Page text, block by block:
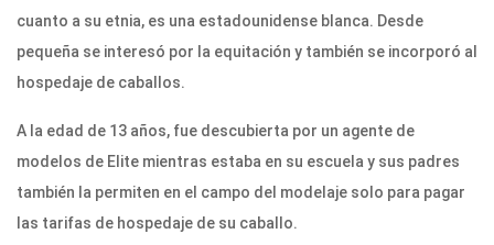
cuanto a su etnia, es una estadounidense blanca. Desde
pequeña se interesó por la equitación y también se incorporó al
hospedaje de caballos.
A la edad de 13 años, fue descubierta por un agente de
modelos de Elite mientras estaba en su escuela y sus padres
también la permiten en el campo del modelaje solo para pagar
las tarifas de hospedaje de su caballo.